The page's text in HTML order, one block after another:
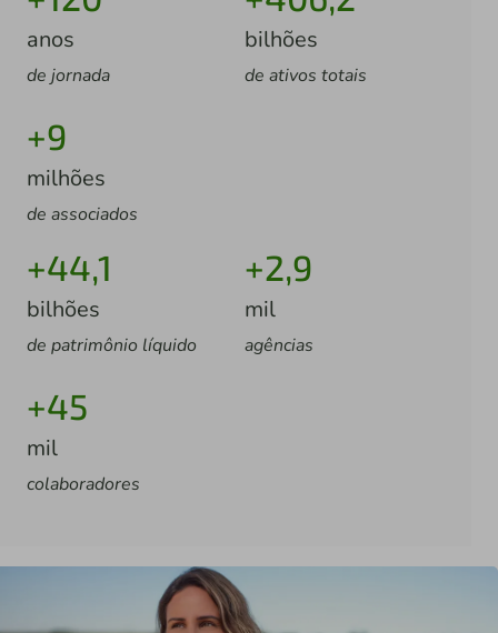
anos
de jornada
bilhões
de ativos totais
+9
milhões
de associados
+44,1
bilhões
de patrimônio líquido
+2,9
mil
agências
+45
mil
colaboradores